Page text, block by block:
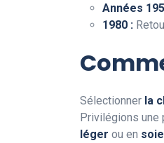
Années
1980 :
Sélectionner la
Privilégions une
léger ou en